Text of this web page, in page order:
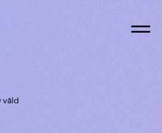
meny
våld